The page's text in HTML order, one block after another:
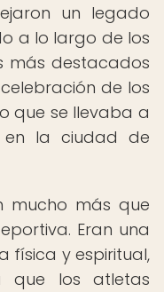
un legado
a lo largo de los
más destacados
de los
que se llevaba a
la ciudad de
mucho más que
Eran una
física y espiritual,
que los atletas